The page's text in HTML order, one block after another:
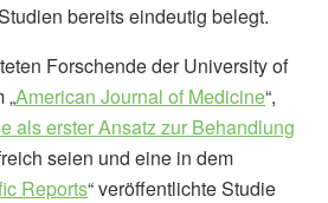
bereits eindeutig belegt.
Forschende der University of
„American Journal of Medicine“,
als erster Ansatz zur Behandlung
seien und eine in dem
Reports“ veröffentlichte Studie